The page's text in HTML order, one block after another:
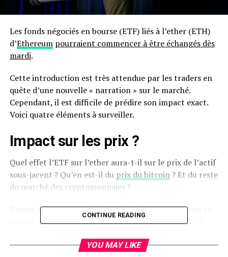
Les fonds négociés en bourse (ETF) liés à l’ether (ETH)
d’Ethereum pourraient commencer à être échangés dès
mardi.
Cette introduction est très attendue par les traders en
quête d’une nouvelle « narration » sur le marché.
Cependant, il est difficile de prédire son impact exact.
Voici quatre éléments à surveiller.
Impact sur les prix ?
Quel effet l’ETF sur l’ether aura-t-il sur le prix de l’actif
sous-jacent ? Qu’en est-il du prix du bitcoin? Et du reste
du marché des cryptomonnaies ?
Depuis le lancement de l’ETF bitcoin aux États-Unis en
janvier, le bitcoin a grimpé de 56 % et l’ether de 38 %.
Pouvons-nous nous attendre à un choc de prix similaire
CONTINUE READING
YOU MAY LIKE